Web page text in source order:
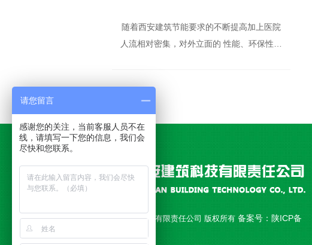
随着西安建筑节能要求的不断提高加上医院
人流相对密集，对外立面的 性能、环保性能
Copyright © 西安永安建筑科技有限责任公司 版权所有 备案号： 陕ICP备
18010892号-1
请您留言
感谢您的关注，当前客服人员不在
线，请填写一下您的信息，我们会
尽快和您联系。